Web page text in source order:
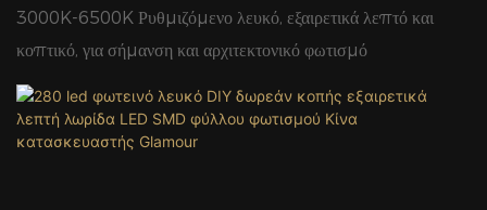
Εργοστάσιο Glamour
3000K-6500K Ρυθμιζόμενο λευκό, εξαιρετικά λεπτό και
κοπτικό, για σήμανση και αρχιτεκτονικό φωτισμό